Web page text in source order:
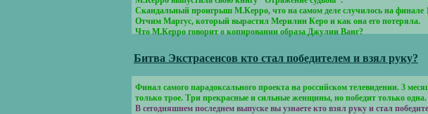
Скандальный проигрыш М.Керро, что на самом деле случилось на финале
Отчим Маргус, который вырастил Мерилин Керо и как она его потеряла.
Что М.Керро говорит о копировании образа Джулии Ванг?
Битва Экстрасенсов кто стал победителем и взял руку?
Финал самого парадоксального проекта на российском телевидении. 3
только трое. Три прекрасные и сильные женщины, но победит только одна.
В сегодняшнем последнем выпуске вы узнаете кто взял руку и стал